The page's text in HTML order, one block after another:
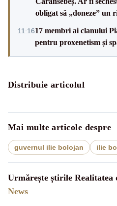
obligat să „doneze” un
11:1617 membri ai clanului
pentru proxenetism și
Distribuie articolul
Mai multe articole despre
guvernul ilie bolojan ilie
Urmărește știrile Realitatea
News